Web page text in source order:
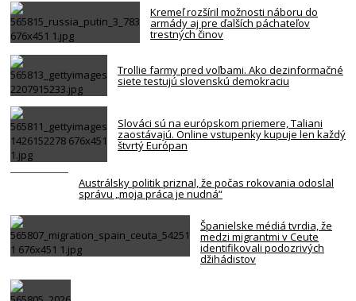
Kremeľ rozšíril možnosti náboru do
armády aj pre ďalších páchateľov
trestných činov
Trollie farmy pred voľbami. Ako dezinformačné
siete testujú slovenskú demokraciu
Slováci sú na európskom priemere, Taliani
zaostávajú. Online vstupenky kupuje len každý
štvrtý Európan
Austrálsky politik priznal, že počas rokovania odoslal
správu „moja práca je nudná“
Španielske médiá tvrdia, že
medzi migrantmi v Ceute
identifikovali podozrivých
džihádistov